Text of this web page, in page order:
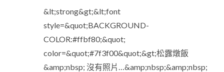
&lt;strong&gt;&lt;font
style=&quot;BACKGROUND-
COLOR:#ffbf80;&quot;
color=&quot;#7f3f00&quot;&gt;松露燉飯
&amp;nbsp; 沒有照片…&amp;nbsp;&amp;nbsp;